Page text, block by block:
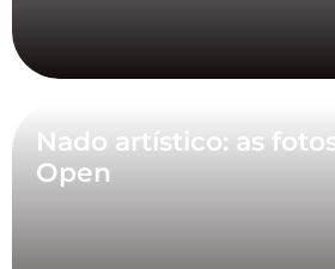
Nado artístico: as
Open